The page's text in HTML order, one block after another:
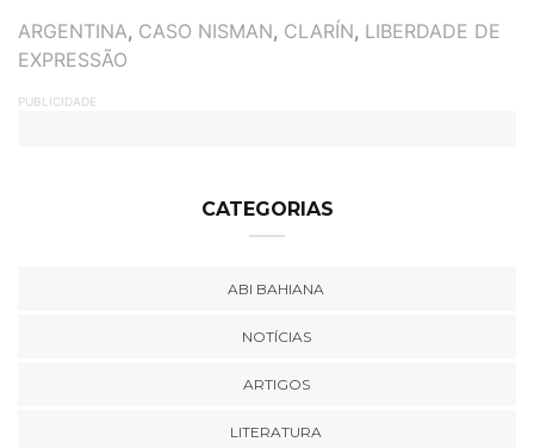
TAGS
ARGENTINA, CASO NISMAN, CLARÍN, LIBERDADE DE
EXPRESSÃO
PUBLICIDADE
CATEGORIAS
ABI BAHIANA
NOTÍCIAS
ARTIGOS
LITERATURA